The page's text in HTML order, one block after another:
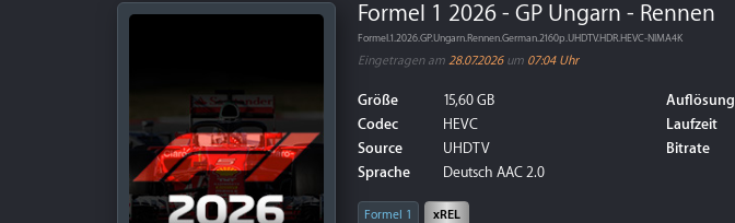
Formel 1 2026 - GP Ungarn - Rennen
Formel.1.2026.GP.Ungarn.Rennen.German.2160p.UHDTV.HDR.HEVC-NIMA4K
Eingetragen am 28.07.2026um 07:04 Uhr
Größe
15,60 GB
Codec
HEVC
Source
UHDTV
Sprache
Deutsch AAC 2.0
Auflösung
Laufzeit
Bitrate
Formel 1 xREL